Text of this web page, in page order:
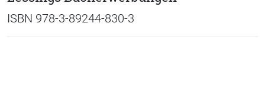
ISBN 978-3-89244-830-3